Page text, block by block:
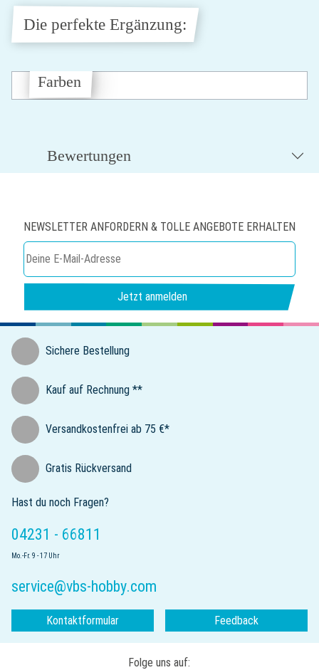
Die perfekte Ergänzung:
Farben
Bewertungen
NEWSLETTER ANFORDERN & TOLLE ANGEBOTE ERHALTEN
Jetzt anmelden
Sichere Bestellung
Kauf auf Rechnung **
Versandkostenfrei ab 75 €*
Gratis Rückversand
Hast du noch Fragen?
04231 - 66811
Mo.-Fr. 9 - 17 Uhr
service@vbs-hobby.com
Kontaktformular Feedback
Folge uns auf: